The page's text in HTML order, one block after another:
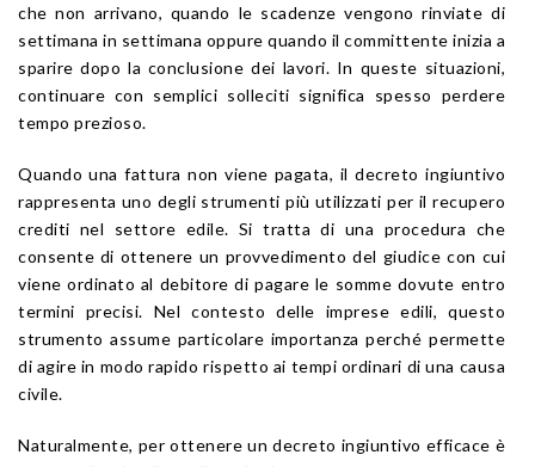
che non arrivano, quando le scadenze vengono rinviate di
settimana in settimana oppure quando il committente inizia a
sparire dopo la conclusione dei lavori. In queste situazioni,
continuare con semplici solleciti significa spesso perdere
tempo prezioso.
Quando una fattura non viene pagata, il decreto ingiuntivo
rappresenta uno degli strumenti più utilizzati per il recupero
crediti nel settore edile. Si tratta di una procedura che
consente di ottenere un provvedimento del giudice con cui
viene ordinato al debitore di pagare le somme dovute entro
termini precisi. Nel contesto delle imprese edili, questo
strumento assume particolare importanza perché permette
di agire in modo rapido rispetto ai tempi ordinari di una causa
civile.
Naturalmente, per ottenere un decreto ingiuntivo efficace è